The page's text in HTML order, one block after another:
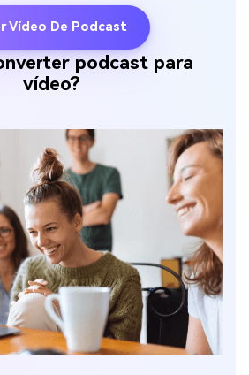
Vídeo De Podcast
podcast para
vídeo?